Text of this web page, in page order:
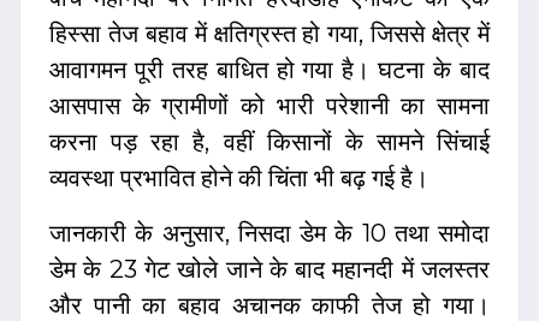
हिस्सा तेज बहाव में क्षतिग्रस्त हो गया, जिससे क्षेत्र में
आवागमन पूरी तरह बाधित हो गया है। घटना के बाद
आसपास के ग्रामीणों को भारी परेशानी का सामना
करना पड़ रहा है, वहीं किसानों के सामने सिंचाई
व्यवस्था प्रभावित होने की चिंता भी बढ़ गई है।
जानकारी के अनुसार, निसदा डेम के 10 तथा समोदा
डेम के 23 गेट खोले जाने के बाद महानदी में जलस्तर
और पानी का बहाव अचानक काफी तेज हो गया।